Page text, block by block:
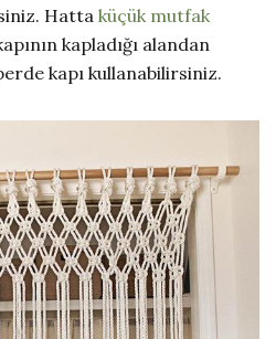
Hatta küçük mutfak
kapladığı alandan
kapı kullanabilirsiniz.